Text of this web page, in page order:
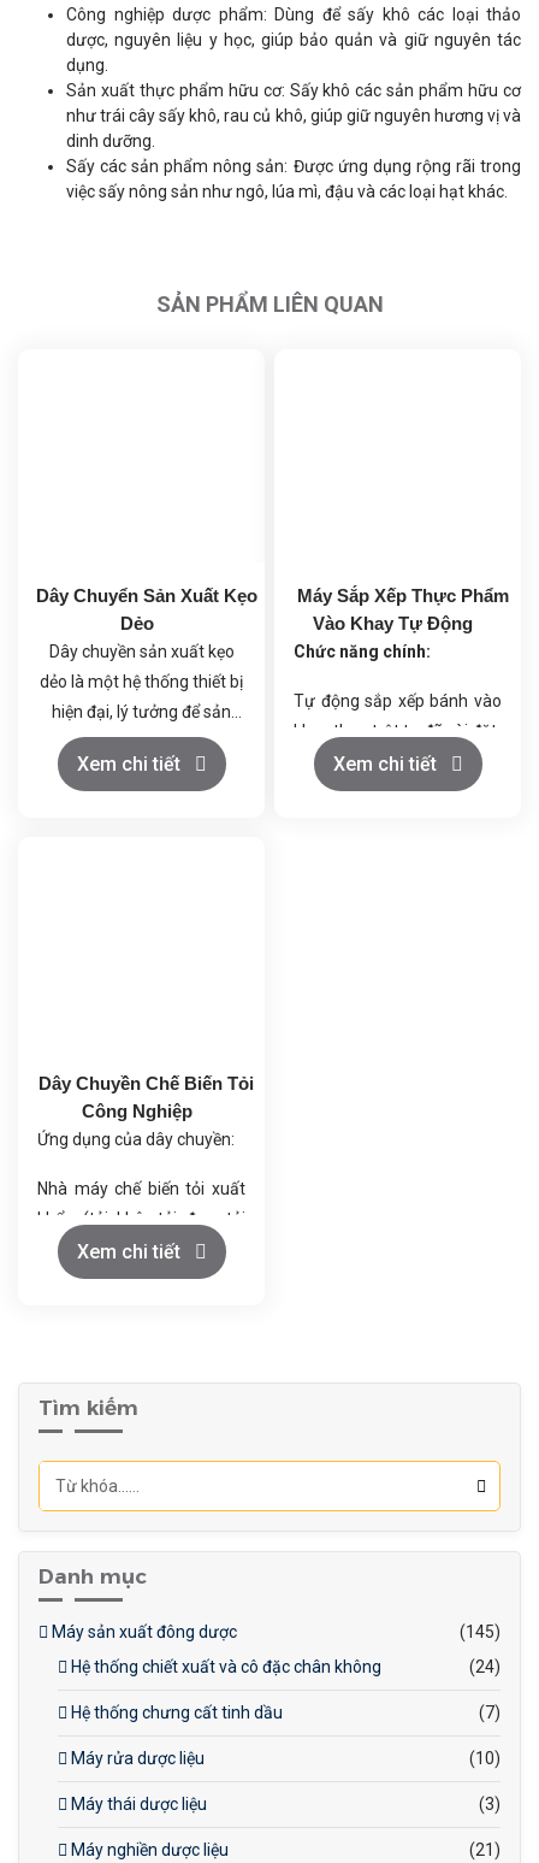
Công nghiệp dược phẩm: Dùng để sấy khô các loại thảo
dược, nguyên liệu y học, giúp bảo quản và giữ nguyên tác
dụng.
Sản xuất thực phẩm hữu cơ: Sấy khô các sản phẩm hữu cơ
như trái cây sấy khô, rau củ khô, giúp giữ nguyên hương vị và
dinh dưỡng.
Sấy các sản phẩm nông sản: Được ứng dụng rộng rãi trong
việc sấy nông sản như ngô, lúa mì, đậu và các loại hạt khác.
SẢN PHẨM LIÊN QUAN
Dây Chuyển Sản Xuất Kẹo
Dẻo
Dây chuyền sản xuất kẹo
dẻo là một hệ thống thiết bị
hiện đại, lý tưởng để sản
xuất ra những sản phẩm
kẹo dẻo chất lượng cao,
Xem chi tiết
Máy Sắp Xếp Thực Phẩm
Vào Khay Tự Động
Chức năng chính:
Tự động sắp xếp bánh vào
khay theo trật tự đã cài đặt.
Đảm bảo tốc độ và độ chính
xác cao.
Xem chi tiết
Dây Chuyền Chế Biến Tỏi
Công Nghiệp
Ứng dụng của dây chuyền:
Nhà máy chế biến tỏi xuất
khẩu (tỏi khô, tỏi đen, tỏi
bột).
Công nghiệp dược
phẩm (chiết xuất tinh dầu
tỏi).
Xem chi tiết
Tìm kiếm
Danh mục
Máy sản xuất đông dược
(145)
Hệ thống chiết xuất và cô đặc chân không
(24)
Hệ thống chưng cất tinh dầu (7)
Máy rửa dược liệu (10)
Máy thái dược liệu (3)
Máy nghiền dược liệu (21)